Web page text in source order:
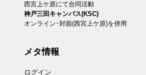
西宮上ケ原にて合同活動
神戸三田キャンパス(KSC)
オンライン･対面(西宮上ケ原)を併用
メタ情報
ログイン